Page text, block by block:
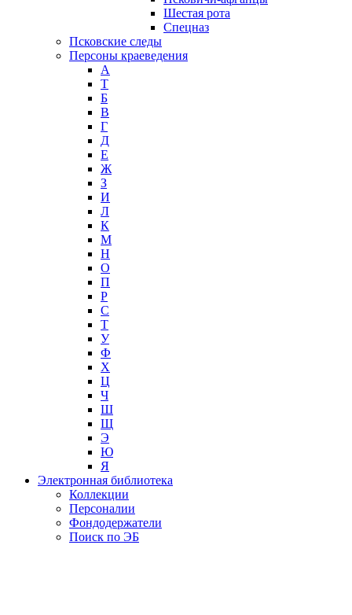
Шестая рота
Спецназ
Псковские следы
Персоны краеведения
А
T
Б
В
Г
Д
Е
Ж
З
И
Л
К
М
Н
О
П
Р
С
Т
У
Ф
Х
Ц
Ч
Ш
Щ
Э
Ю
Я
Электронная библиотека
Коллекции
Персоналии
Фондодержатели
Поиск по ЭБ